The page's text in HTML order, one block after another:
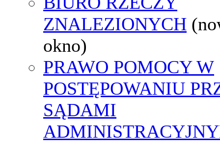
ZNALEZIONYCH
okno)
PRAWO POMOCY W
POSTĘPOWANIU
SĄDAMI